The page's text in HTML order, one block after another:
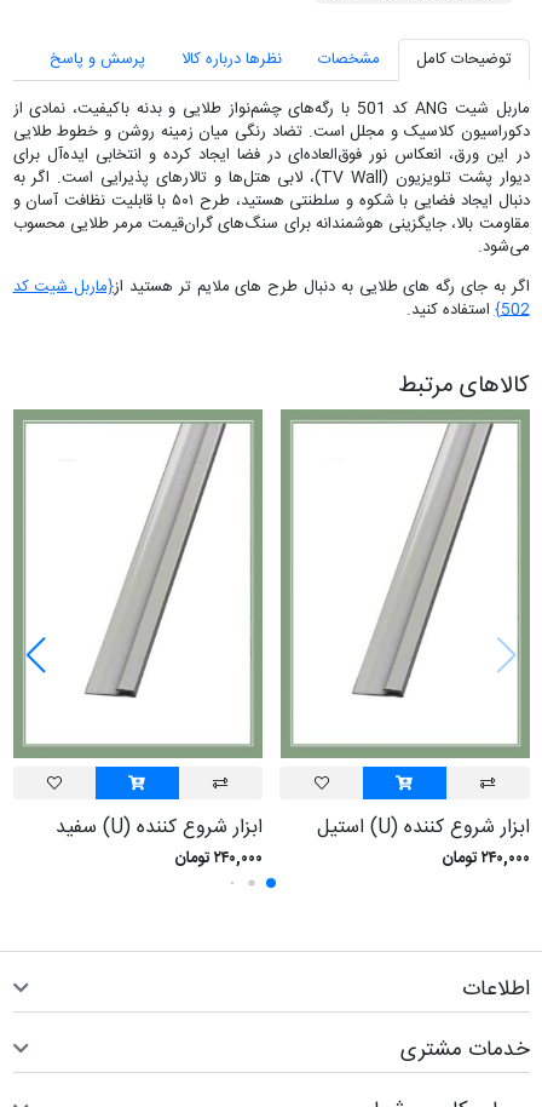
توضیحات کامل مشخصات نظرها درباره کالا
پرسش و پاسخ
ماربل شیت ANG کد 501 با رگه‌های چشم‌نواز طلایی و بدنه باکیفیت، نمادی از
دکوراسیون کلاسیک و مجلل است. تضاد رنگی میان زمینه روشن و خطوط طلایی
در این ورق، انعکاس نور فوق‌العاده‌ای در فضا ایجاد کرده و انتخابی ایده‌آل برای
دیوار پشت تلویزیون (TV Wall)، لابی هتل‌ها و تالارهای پذیرایی است. اگر به
دنبال ایجاد فضایی با شکوه و سلطنتی هستید، طرح ۵۰۱ با قابلیت نظافت آسان و
مقاومت بالا، جایگزینی هوشمندانه برای سنگ‌های گران‌قیمت مرمر طلایی محسوب
می‌شود.
اگر به جای رگه های طلایی به دنبال طرح های ملایم تر هستید از{ماربل شیت کد
502} استفاده کنید.
کالاهای مرتبط
ابزار شروع کننده (U) استيل
۲۴۰,۰۰۰ تومان
ابزار شروع کننده (U) سفيد
۲۴۰,۰۰۰ تومان
اطلاعات
خدمات مشتری